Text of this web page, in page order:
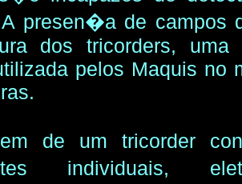
presen�a de campos
dos tricorders, uma
pelos Maquis no
de um tricorder
individuais,